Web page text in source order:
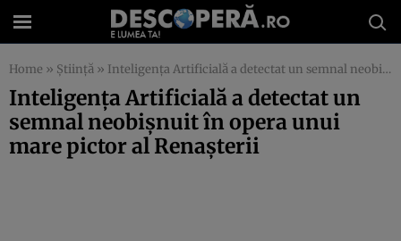
Home » Știință » Inteligența Artificială a detectat un semnal neobișnuit în opera unui mare pictor al Renașterii
Inteligența Artificială a detectat un
semnal neobișnuit în opera unui
mare pictor al Renașterii